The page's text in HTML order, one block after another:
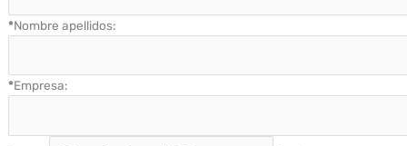
*Nombre apellidos:
*Empresa: